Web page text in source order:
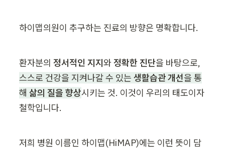
하이맵의원이 추구하는 진료의 방향은 명확합니다.
환자분의 정서적인 지지와 정확한 진단
스스로 건강을 지켜나갈 수 있는 생활습관 개선을 통
해 삶의 질을 향상시키는 것. 이것이 우리의 태도이자
철학입니다.
저희 병원 이름인 하이맵(HiMAP)에는 이런 뜻이 담